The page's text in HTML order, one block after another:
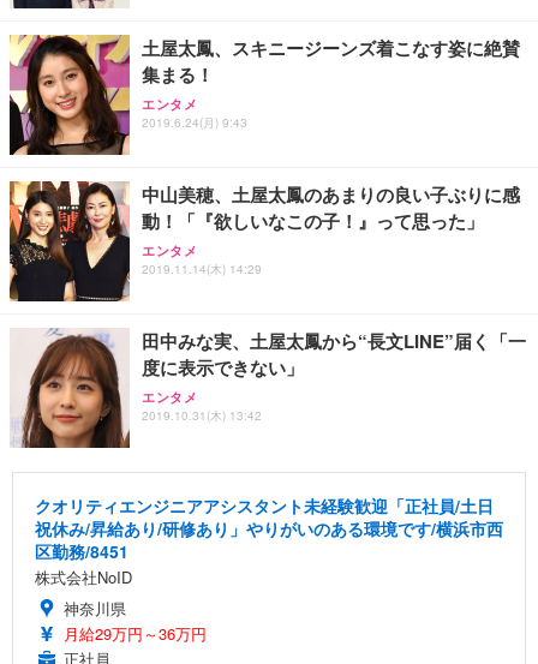
土屋太鳳、スキニージーンズ着こなす姿に絶賛
集まる！
エンタメ
2019.6.24(月) 9:43
中山美穂、土屋太鳳のあまりの良い子ぶりに感
動！「『欲しいなこの子！』って思った」
エンタメ
2019.11.14(木) 14:29
田中みな実、土屋太鳳から“長文LINE”届く「一
度に表示できない」
エンタメ
2019.10.31(木) 13:42
クオリティエンジニアアシスタント未経験歓迎「正社員/土日
祝休み/昇給あり/研修あり」やりがいのある環境です/横浜市西
区勤務/8451
株式会社NoID
神奈川県
月給29万円～36万円
正社員